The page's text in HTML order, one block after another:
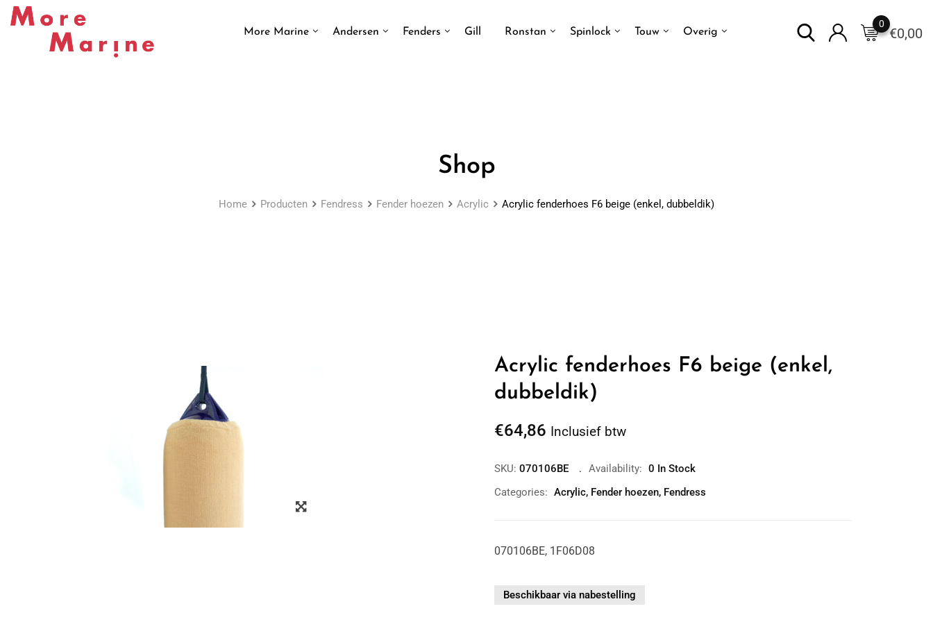
Skip
More Marine Andersen Fenders Gill Ronstan Spinlock Touw Overig €0,00
0
Shop
Home Producten Fendress Fender hoezen Acrylic Acrylic fenderhoes F6 beige (enkel, dubbeldik)
Zoom
Acrylic fenderhoes F6 beige (enkel,
dubbeldik)
€64,86 Inclusief btw
SKU: 070106BE Availability: 0 In Stock
Categories: Acrylic, Fender hoezen, Fendress
070106BE, 1F06D08
Beschikbaar via nabestelling